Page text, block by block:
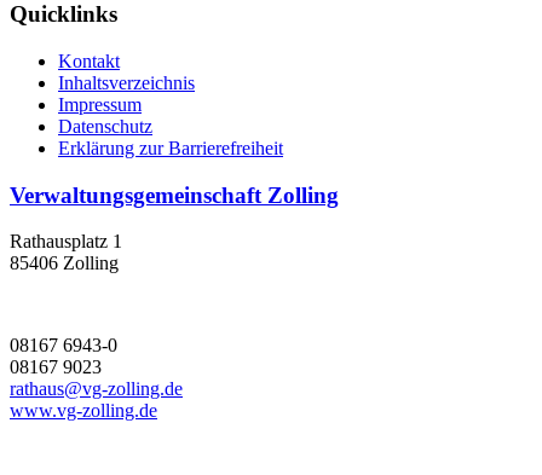
Quicklinks
Kontakt
Inhaltsverzeichnis
Impressum
Datenschutz
Erklärung zur Barrierefreiheit
Verwaltungsgemeinschaft Zolling
Rathausplatz 1
85406 Zolling
08167 6943-0
08167 9023
rathaus@vg-zolling.de
www.vg-zolling.de